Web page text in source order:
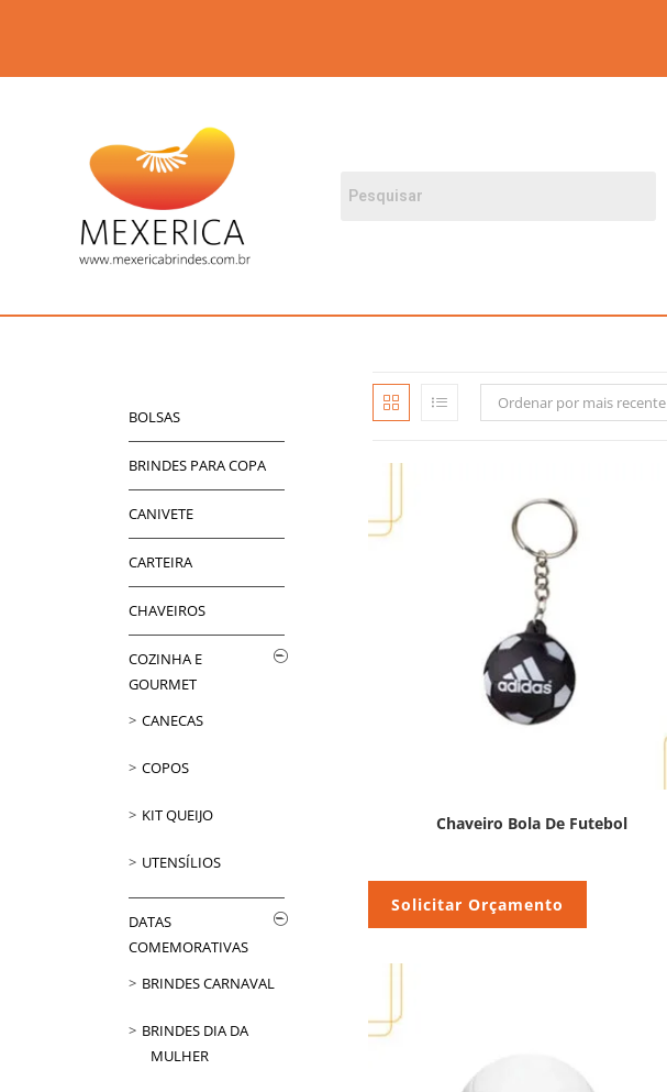
Ordenar por mais recente
Chaveiro Bola De Futebol
Solicitar Orçamento
BOLSAS
BRINDES PARA COPA
CANIVETE
CARTEIRA
CHAVEIROS
COZINHA E
GOURMET
CANECAS
COPOS
KIT QUEIJO
UTENSÍLIOS
DATAS
COMEMORATIVAS
BRINDES CARNAVAL
BRINDES DIA DA
MULHER